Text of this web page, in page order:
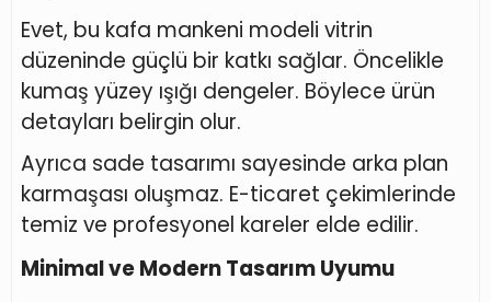
Evet, bu kafa mankeni modeli vitrin
düzeninde güçlü bir katkı sağlar. Öncelikle
kumaş yüzey ışığı dengeler. Böylece ürün
detayları belirgin olur.
Ayrıca sade tasarımı sayesinde arka plan
karmaşası oluşmaz. E-ticaret çekimlerinde
temiz ve profesyonel kareler elde edilir.
Minimal ve Modern Tasarım Uyumu